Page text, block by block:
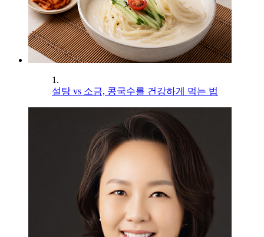
1.
설탕 vs 소금, 콩국수를 건강하게 먹는 법